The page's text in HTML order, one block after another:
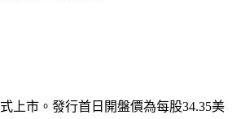
上市。發行首日開盤價為每股34.35美